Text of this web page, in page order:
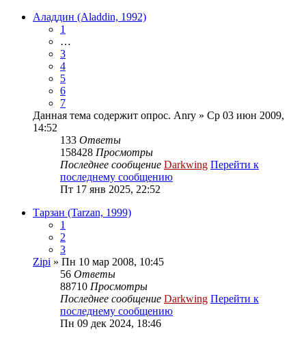
Аладдин (Aladdin, 1992)
1
…
3
4
5
6
7
Данная тема содержит опрос. Anry » Ср 03 июн 2009,
14:52
133 Ответы
158428 Просмотры
Последнее сообщение Darkwing Перейти к
последнему сообщению
Пт 17 янв 2025, 22:52
Тарзан (Tarzan, 1999)
1
2
3
Zipi » Пн 10 мар 2008, 10:45
56 Ответы
88710 Просмотры
Последнее сообщение Darkwing Перейти к
последнему сообщению
Пн 09 дек 2024, 18:46